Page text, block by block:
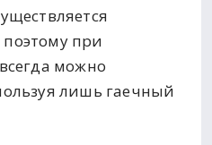
при
можно
лишь гаечный